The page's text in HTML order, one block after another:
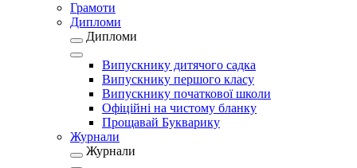
Грамоти
Дипломи
Дипломи
Випускнику дитячого садка
Випускнику першого класу
Випускнику початкової школи
Офіційні на чистому бланку
Прощавай Букварику
Журнали
Журнали